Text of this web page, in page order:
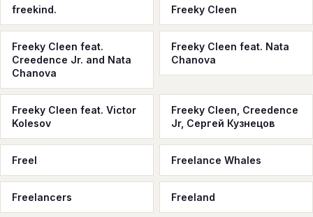
freekind. Freeky Cleen
Freeky Cleen feat.
Creedence Jr. and Nata
Chanova
Freeky Cleen feat. Nata
Chanova
Freeky Cleen feat. Victor
Kolesov
Freeky Cleen, Creedence
Jr, Сергей Кузнецов
Freel Freelance Whales
Freelancers Freeland